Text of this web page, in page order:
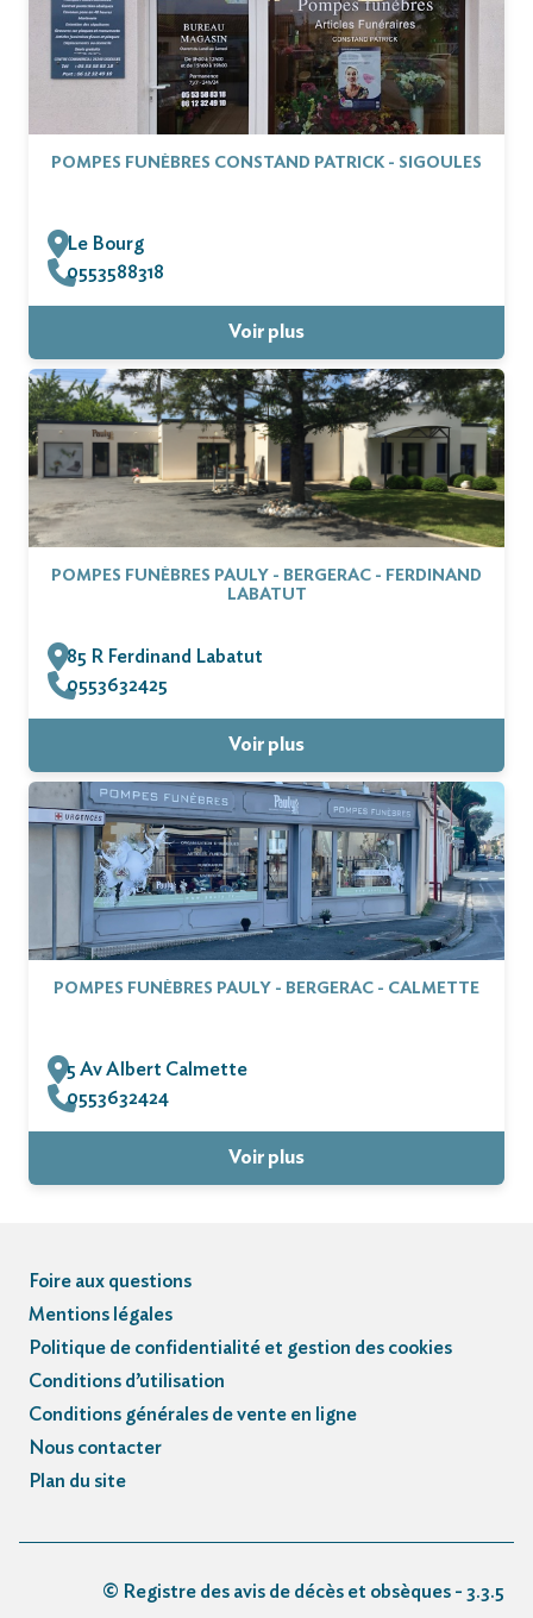
POMPES FUNÈBRES CONSTAND PATRICK - SIGOULES
Le Bourg
0553588318
Voir plus
POMPES FUNÈBRES PAULY - BERGERAC - FERDINAND
LABATUT
85 R Ferdinand Labatut
0553632425
Voir plus
POMPES FUNÈBRES PAULY - BERGERAC - CALMETTE
5 Av Albert Calmette
0553632424
Voir plus
Foire aux questions
Mentions légales
Politique de confidentialité et gestion des cookies
Conditions d’utilisation
Conditions générales de vente en ligne
Nous contacter
Plan du site
© Registre des avis de décès et obsèques - 3.3.5